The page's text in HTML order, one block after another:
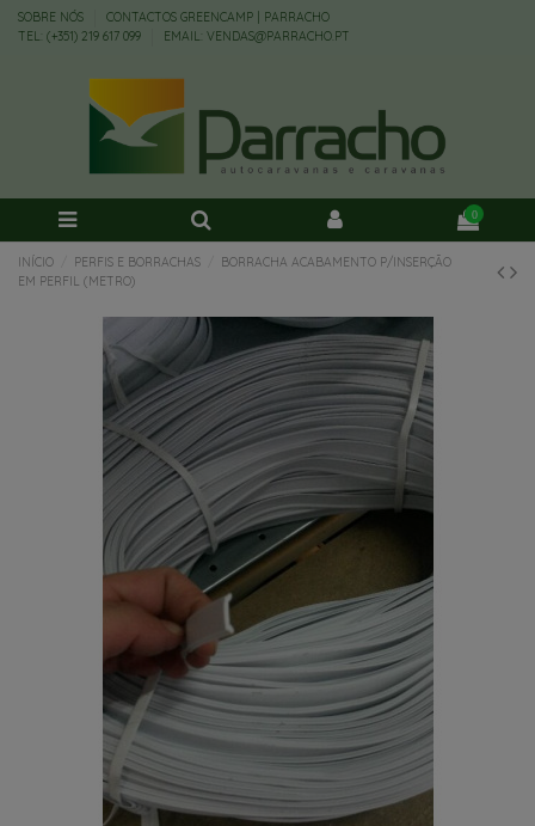
SOBRE NÓS
CONTACTOS GREENCAMP | PARRACHO
TEL: (+351) 219 617 099
EMAIL: VENDAS@PARRACHO.PT
0
INÍCIO PERFIS E BORRACHAS
BORRACHA ACABAMENTO P/INSERÇÃO
EM PERFIL (METRO)